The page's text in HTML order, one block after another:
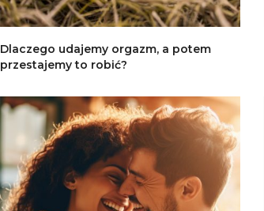
Dlaczego udajemy orgazm, a potem
przestajemy to robić?